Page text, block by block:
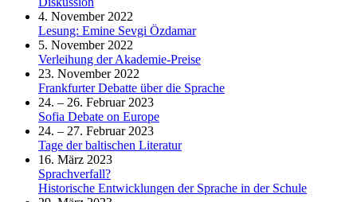
4. November 2022
Lesung: Emine Sevgi Özdamar
5. November 2022
Verleihung der Akademie-Preise
23. November 2022
Frankfurter Debatte über die Sprache
24. – 26. Februar 2023
Sofia Debate on Europe
24. – 27. Februar 2023
Tage der baltischen Literatur
16. März 2023
Sprachverfall?
Historische Entwicklungen der Sprache in der Schule